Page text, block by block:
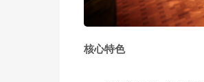
核心特色